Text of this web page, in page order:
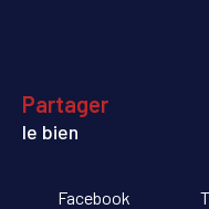
partager
le bien
Facebook